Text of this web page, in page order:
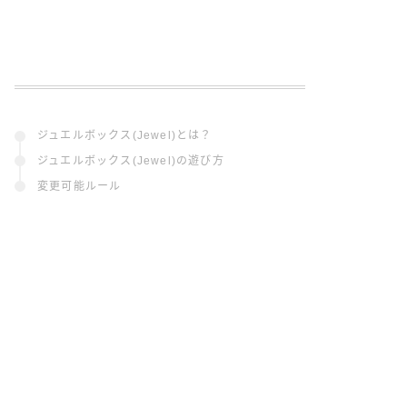
ジュエルボックス(Jewel)とは？
ジュエルボックス(Jewel)の遊び方
変更可能ルール